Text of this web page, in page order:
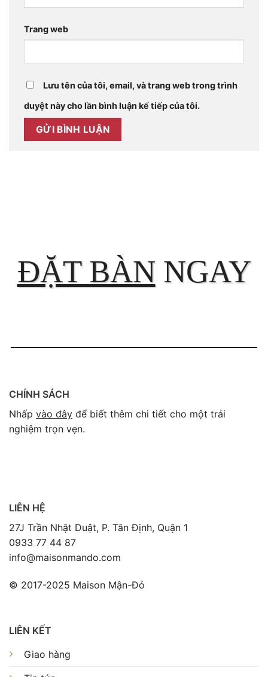
Trang web
Lưu tên của tôi, email, và trang web trong trình
duyệt này cho lần bình luận kế tiếp của tôi.
ĐẶT BÀNNGAY
CHÍNH SÁCH
Nhấp vào đây để biết thêm chi tiết cho một trải
nghiệm trọn vẹn.
LIÊN HỆ
27J Trần Nhật Duật, P. Tân Định, Quận 1
0933 77 44 87
info@maisonmando.com
© 2017-2025 Maison Mận-Đỏ
LIÊN KẾT
Giao hàng